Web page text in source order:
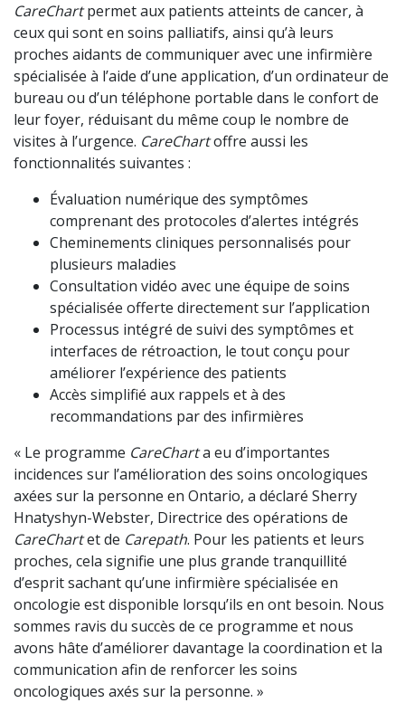
CareChartpermet aux patients atteints de cancer, à
ceux qui sont en soins palliatifs, ainsi qu’à leurs
proches aidants de communiquer avec une infirmière
spécialisée à l’aide d’une application, d’un ordinateur de
bureau ou d’un téléphone portable dans le confort de
leur foyer, réduisant du même coup le nombre de
visites à l’urgence. CareChartoffre aussi les
fonctionnalités suivantes :
Évaluation numérique des symptômes
comprenant des protocoles d’alertes intégrés
Cheminements cliniques personnalisés pour
plusieurs maladies
Consultation vidéo avec une équipe de soins
spécialisée offerte directement sur l’application
Processus intégré de suivi des symptômes et
interfaces de rétroaction, le tout conçu pour
améliorer l’expérience des patients
Accès simplifié aux rappels et à des
recommandations par des infirmières
« Le programme CareCharta eu d’importantes
incidences sur l’amélioration des soins oncologiques
axées sur la personne en Ontario, a déclaré Sherry
Hnatyshyn-Webster, Directrice des opérations de
CareChartet de Carepath. Pour les patients et leurs
proches, cela signifie une plus grande tranquillité
d’esprit sachant qu’une infirmière spécialisée en
oncologie est disponible lorsqu’ils en ont besoin. Nous
sommes ravis du succès de ce programme et nous
avons hâte d’améliorer davantage la coordination et la
communication afin de renforcer les soins
oncologiques axés sur la personne. »